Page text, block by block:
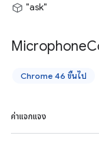
"ask"
Microphone
Chrome 46 ขึ้นไป
ค่าแจกแจง